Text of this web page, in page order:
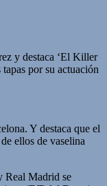
y destaca ‘El Killer
por su actuación
Y destaca que el
ellos de vaselina
Real Madrid se